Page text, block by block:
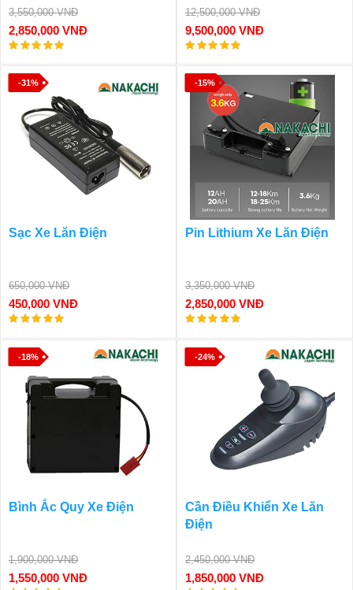
3,550,000 VNĐ
2,850,000 VNĐ
12,500,000 VNĐ
9,500,000 VNĐ
-31%
Sạc Xe Lăn Điện
650,000 VNĐ
450,000 VNĐ
-15%
Pin Lithium Xe Lăn Điện
3,350,000 VNĐ
2,850,000 VNĐ
-18%
Bình Ắc Quy Xe Điện
1,900,000 VNĐ
1,550,000 VNĐ
-24%
Cần Điều Khiển Xe Lăn
Điện
2,450,000 VNĐ
1,850,000 VNĐ